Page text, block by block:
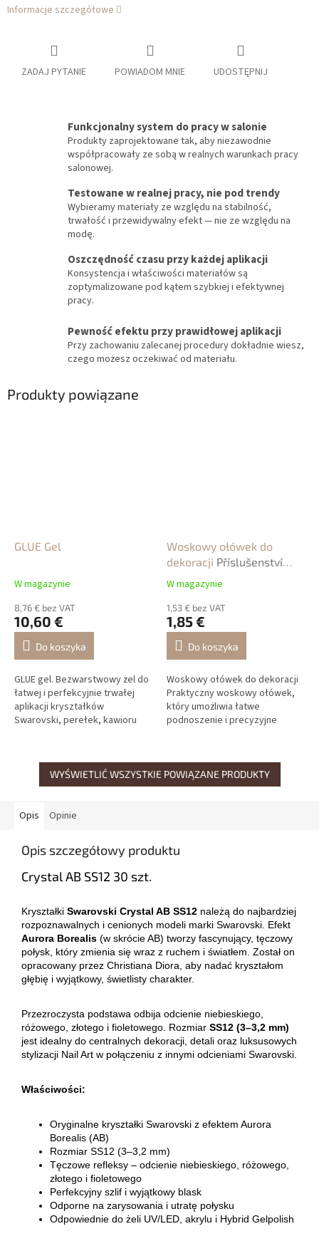
Informacje szczegółowe
ZADAJ PYTANIE POWIADOM MNIE UDOSTĘPNIJ
Funkcjonalny system do pracy w salonie
Produkty zaprojektowane tak, aby niezawodnie
współpracowały ze sobą w realnych warunkach pracy
salonowej.
Testowane w realnej pracy, nie pod trendy
Wybieramy materiały ze względu na stabilność,
trwałość i przewidywalny efekt — nie ze względu na
modę.
Oszczędność czasu przy każdej aplikacji
Konsystencja i właściwości materiałów są
zoptymalizowane pod kątem szybkiej i efektywnej
pracy.
Pewność efektu przy prawidłowej aplikacji
Przy zachowaniu zalecanej procedury dokładnie wiesz,
czego możesz oczekiwać od materiału.
Produkty powiązane
GLUE Gel
W magazynie
8,76 € bez VAT
10,60 €
Do koszyka
GLUE gel. Bezwarstwowy żel do
łatwej i perfekcyjnie trwałej
aplikacji kryształków
Swarovski, perełek, kawioru
bezpośrednio...
Woskowy ołówek do
dekoracji Příslušenství
W magazynie
1,53 € bez VAT
1,85 €
Do koszyka
Woskowy ołówek do dekoracji
Praktyczny woskowy ołówek,
który umożliwia łatwe
podnoszenie i precyzyjne
podczas...
WYŚWIETLIĆ WSZYSTKIE POWIĄZANE PRODUKTY
Opis Opinie
Opis szczegółowy produktu
Crystal AB SS12 30 szt.
Kryształki Swarovski Crystal AB SS12 należą do najbardziej
rozpoznawalnych i cenionych modeli marki Swarovski. Efekt
Aurora Borealis (w skrócie AB) tworzy fascynujący, tęczowy
połysk, który zmienia się wraz z ruchem i światłem. Został on
opracowany przez Christiana Diora, aby nadać kryształom
głębię i wyjątkowy, świetlisty charakter.
Przezroczysta podstawa odbija odcienie niebieskiego,
różowego, złotego i fioletowego. Rozmiar SS12 (3–3,2 mm)
jest idealny do centralnych dekoracji, detali oraz luksusowych
stylizacji Nail Art w połączeniu z innymi odcieniami Swarovski.
Właściwości:
Oryginalne kryształki Swarovski z efektem Aurora
Borealis (AB)
Rozmiar SS12 (3–3,2 mm)
Tęczowe refleksy – odcienie niebieskiego, różowego,
złotego i fioletowego
Perfekcyjny szlif i wyjątkowy blask
Odporne na zarysowania i utratę połysku
Odpowiednie do żeli UV/LED, akrylu i Hybrid Gelpolish